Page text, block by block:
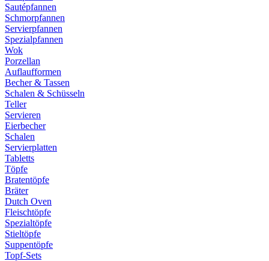
Sautépfannen
Schmorpfannen
Servierpfannen
Spezialpfannen
Wok
Porzellan
Auflaufformen
Becher & Tassen
Schalen & Schüsseln
Teller
Servieren
Eierbecher
Schalen
Servierplatten
Tabletts
Töpfe
Bratentöpfe
Bräter
Dutch Oven
Fleischtöpfe
Spezialtöpfe
Stieltöpfe
Suppentöpfe
Topf-Sets